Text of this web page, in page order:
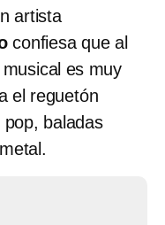
artista
confiesa que al
es muy
el reguetón
baladas